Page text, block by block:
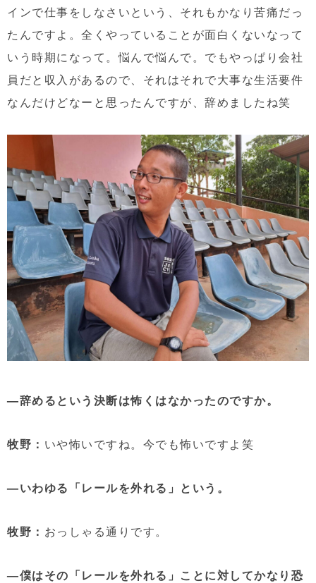
インで仕事をしなさいという、それもかなり苦痛だっ
たんですよ。全くやっていることが面白くないなって
いう時期になって。悩んで悩んで。でもやっぱり会社
員だと収入があるので、それはそれで大事な生活要件
なんだけどなーと思ったんですが、辞めましたね笑
—辞めるという決断は怖くはなかったのですか。
牧野： いや怖いですね。今でも怖いですよ笑
—いわゆる「レールを外れる」という。
牧野： おっしゃる通りです。
—僕はその「レールを外れる」ことに対してかなり恐